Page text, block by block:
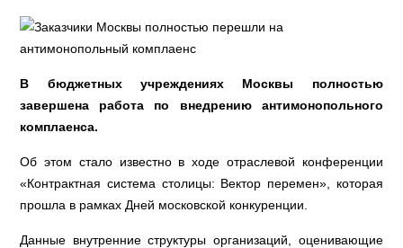
В бюджетных учреждениях Москвы полностью
завершена работа по внедрению антимонопольного
комплаенса.
Об этом стало известно в ходе отраслевой конференции
«Контрактная система столицы: Вектор перемен», которая
прошла в рамках Дней московской конкуренции.
Данные внутренние структуры организаций, оценивающие